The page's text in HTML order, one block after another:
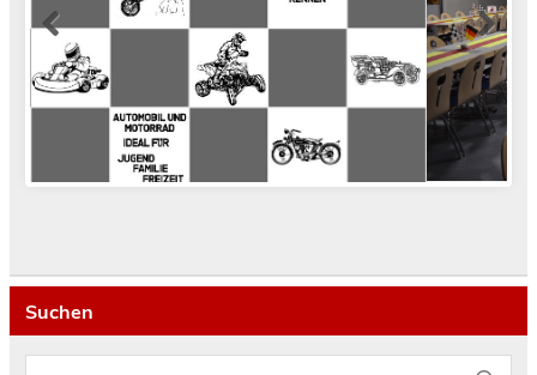
Suchen